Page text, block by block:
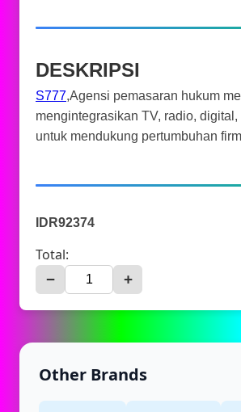
DESKRIPSI
S777,Agensi pemasaran hukum
mengintegrasikan TV, radio, digital,
untuk mendukung pertumbuhan
IDR92374
Total:
− +
Other Brands